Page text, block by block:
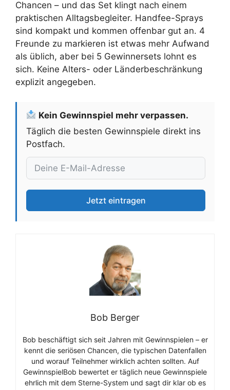
Chancen – und das Set klingt nach einem
praktischen Alltagsbegleiter. Handfee-Sprays
sind kompakt und kommen offenbar gut an. 4
Freunde zu markieren ist etwas mehr Aufwand
als üblich, aber bei 5 Gewinnersets lohnt es
sich. Keine Alters- oder Länderbeschränkung
explizit angegeben.
Kein Gewinnspiel mehr verpassen.
Täglich die besten Gewinnspiele direkt ins
Postfach.
Jetzt eintragen
Bob Berger
Bob beschäftigt sich seit Jahren mit Gewinnspielen – er
kennt die seriösen Chancen, die typischen Datenfallen
und worauf Teilnehmer wirklich achten sollten. Auf
GewinnspielBob bewertet er täglich neue Gewinnspiele
ehrlich mit dem Sterne-System und sagt dir klar ob es